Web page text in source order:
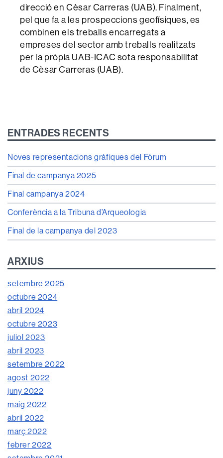
direcció en Cèsar Carreras (UAB). Finalment,
pel que fa a les prospeccions geofísiques, es
combinen els treballs encarregats a
empreses del sector amb treballs realitzats
per la pròpia UAB-ICAC sota responsabilitat
de Cèsar Carreras (UAB).
ENTRADES RECENTS
Noves representacions gràfiques del Fòrum
Final de campanya 2025
Final campanya 2024
Conferència a la Tribuna d’Arqueologia
Final de la campanya del 2023
ARXIUS
setembre 2025
octubre 2024
abril 2024
octubre 2023
juliol 2023
abril 2023
setembre 2022
agost 2022
juny 2022
maig 2022
abril 2022
març 2022
febrer 2022